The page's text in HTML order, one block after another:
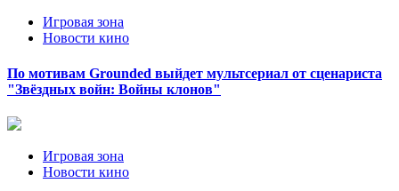
Игровая зона
Новости кино
По мотивам Grounded выйдет мультсериал от сценариста
"Звёздных войн: Войны клонов"
Игровая зона
Новости кино